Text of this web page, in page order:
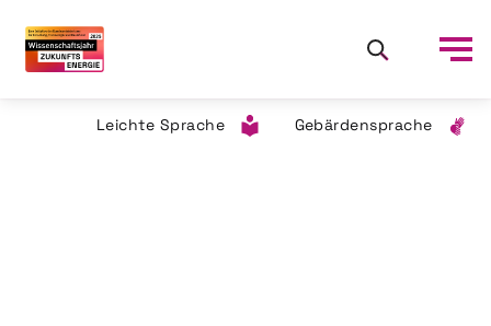
Leichte Sprache Gebärdensprache